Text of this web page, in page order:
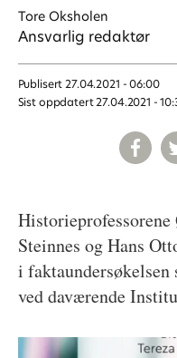
Tore Oksholen
Ansvarlig redaktør
Publisert 27.04.2021 - 06:00
Sist oppdatert 27.04.2021 -
Steinnes og Hans
i
ved daværende